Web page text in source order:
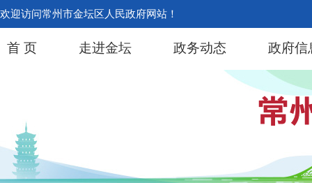
欢迎访问常州市金坛区人民政府网站！
首 页 走进金坛 政务动态 政府信